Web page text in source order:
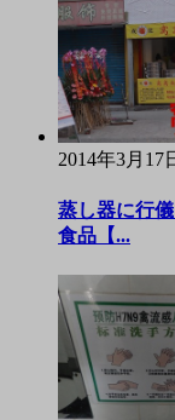
2014年3月17
蒸し器に行
食品【...